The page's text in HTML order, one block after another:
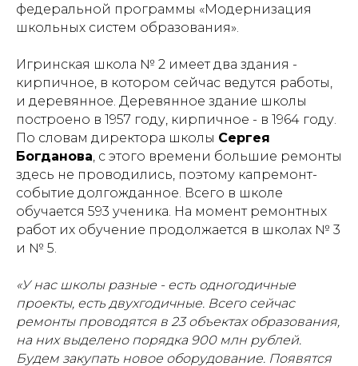
федеральной программы «Модернизация
школьных систем образования».
Игринская школа № 2 имеет два здания -
кирпичное, в котором сейчас ведутся работы,
и деревянное. Деревянное здание школы
построено в 1957 году, кирпичное - в 1964 году.
По словам директора школы Сергея
Богданова, с этого времени большие ремонты
здесь не проводились, поэтому капремонт-
событие долгожданное. Всего в школе
обучается 593 ученика. На момент ремонтных
работ их обучение продолжается в школах № 3
и № 5.
«У нас школы разные - есть одногодичные
проекты, есть двухгодичные. Всего сейчас
ремонты проводятся в 23 объектах образования,
на них выделено порядка 900 млн рублей.
Будем закупать новое оборудование. Появятся